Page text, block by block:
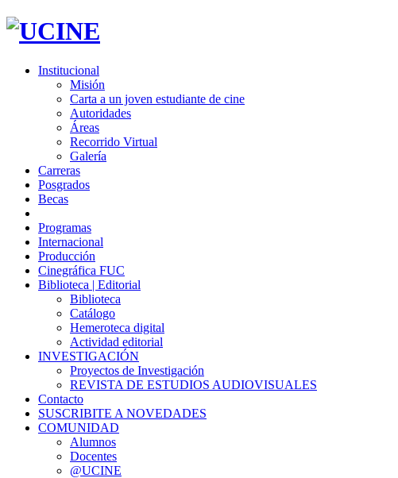
Institucional
Misión
Carta a un joven estudiante de cine
Autoridades
Áreas
Recorrido Virtual
Galería
Carreras
Posgrados
Becas
Programas
Internacional
Producción
Cinegráfica FUC
Biblioteca | Editorial
Biblioteca
Catálogo
Hemeroteca digital
Actividad editorial
INVESTIGACIÓN
Proyectos de Investigación
REVISTA DE ESTUDIOS AUDIOVISUALES
Contacto
SUSCRIBITE A NOVEDADES
COMUNIDAD
Alumnos
Docentes
@UCINE